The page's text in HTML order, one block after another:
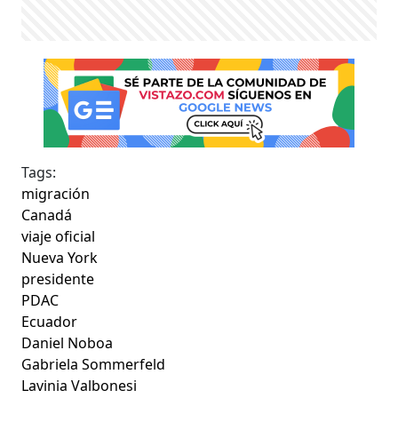
Tags:
migración
Canadá
viaje oficial
Nueva York
presidente
PDAC
Ecuador
Daniel Noboa
Gabriela Sommerfeld
Lavinia Valbonesi